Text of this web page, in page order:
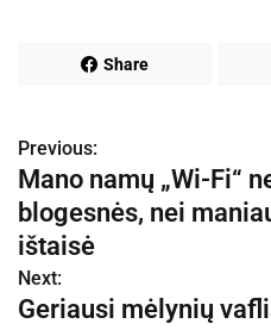
Share
N
a
v
i
Previous:
Mano namų „Wi-Fi“
blogesnės, nei
ištaisė
Next:
Geriausi mėlynių